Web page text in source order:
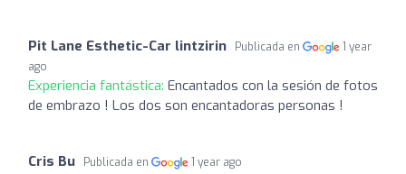
Pit Lane Esthetic-Car lintzirin Publicada en
1 year
ago
Experiencia fantástica: Encantados con la sesión de fotos
de embrazo ! Los dos son encantadoras personas !
Cris Bu Publicada en 1 year ago